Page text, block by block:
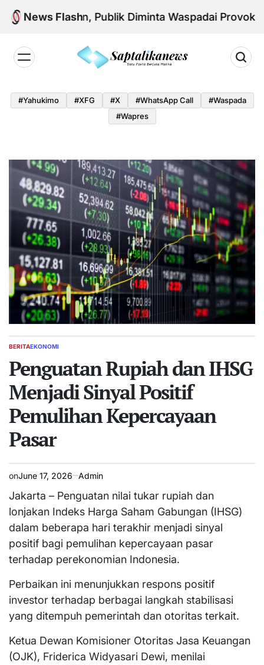
Skip
News Flash
Aman, Publik Diminta Waspadai Provokasi
#yahukimo #XFG #x #WhatsApp Call
#waspada
#Wapres
POSTED
BERITAEKONOMI
Penguatan Rupiah dan IHSG
Menjadi Sinyal Positif
Pemulihan Kepercayaan
Pasar
onJune 17, 2026 Admin
Jakarta – Penguatan nilai tukar rupiah dan
lonjakan Indeks Harga Saham Gabungan (IHSG)
dalam beberapa hari terakhir menjadi sinyal
positif bagi pemulihan kepercayaan pasar
terhadap perekonomian Indonesia.
Perbaikan ini menunjukkan respons positif
investor terhadap berbagai langkah stabilisasi
yang ditempuh pemerintah dan otoritas terkait.
Ketua Dewan Komisioner Otoritas Jasa Keuangan
(OJK), Friderica Widyasari Dewi, menilai